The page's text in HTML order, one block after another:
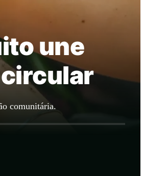
une
comunitária.